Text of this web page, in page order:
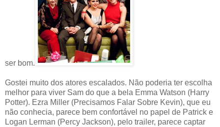
ser bom.
Gostei muito dos atores escalados. Não poderia ter escolha
melhor para viver Sam do que a bela Emma Watson (Harry
Potter). Ezra Miller (Precisamos Falar Sobre Kevin), que eu
não conhecia, parece bem confortável no papel de Patrick e
Logan Lerman (Percy Jackson), pelo trailer, parece captar